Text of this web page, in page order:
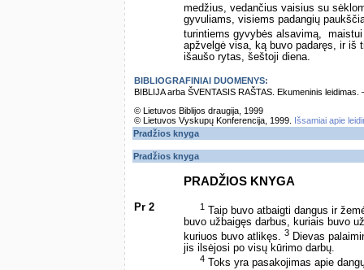
medžius, vedančius vaisius su
gyvuliams, visiems padangių
turintiems gyvybės alsavimą,
apžvelgė visa, ką buvo padaręs, ir iš
išaušo rytas, šeštoji diena.
BIBLIOGRAFINIAI DUOMENYS:
BIBLIJA arba ŠVENTASIS RAŠTAS. Ekumeninis
© Lietuvos Biblijos draugija, 1999
© Lietuvos Vyskupų Konferencija, 1999.
Išsamiai apie
Pradžios knyga
Pradžios knyga
PRADŽIOS KNYGA
Pr 2 1
Taip buvo atbaigti dangus ir
buvo užbaigęs darbus, kuriais buvo
kuriuos buvo atlikęs. 3 Dievas
jis ilsėjosi po visų kūrimo darbų.
4 Toks yra pasakojimas apie